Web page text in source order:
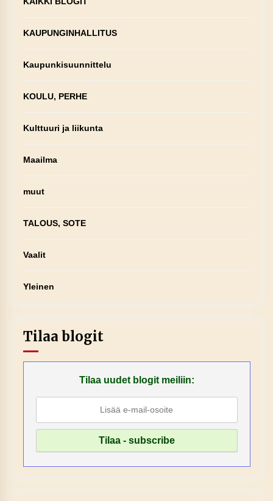
KAUPUNGINHALLITUS
Kaupunkisuunnittelu
KOULU, PERHE
Kulttuuri ja liikunta
Maailma
muut
TALOUS, SOTE
Vaalit
Yleinen
Tilaa blogit
Tilaa uudet blogit meiliin: